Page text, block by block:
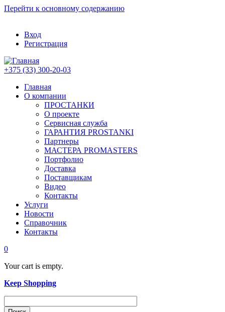
Перейти к основному содержанию
Вход
Регистрация
+375 (33) 300-20-03
Главная
О компании
ПРОСТАНКИ
О проекте
Сервисная служба
ГАРАНТИЯ PROSTANKI
Партнеры
МАСТЕРА PROMASTERS
Портфолио
Доставка
Поставщикам
Видео
Контакты
Услуги
Новости
Справочник
Контакты
0
Your cart is empty.
Keep Shopping